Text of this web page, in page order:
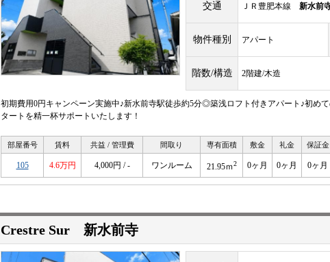
交通 ＪＲ豊肥本線 新水前
物件種別 アパート
階数/構造 2階建/木造
初期費用0円キャンペーン実施中♪新水前寺駅徒歩約5分◎築浅ロフト付きアパート♪初め
タートを精一杯サポートいたします！
部屋番号 賃料 共益 / 管理費 間取り 専有面積 敷金 礼金 保証金
105 4.6万円 4,000円 / - ワンルーム 21.95ｍ2 0ヶ月 0ヶ月 0ヶ月
Crestre Sur 新水前寺